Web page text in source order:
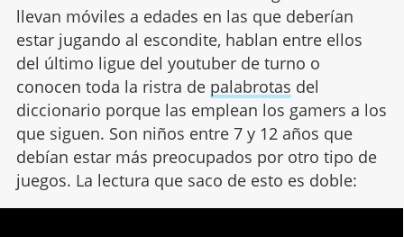
llevan móviles a edades en las que deberían
estar jugando al escondite, hablan entre ellos
del último ligue del youtuber de turno o
conocen toda la ristra de palabrotas del
diccionario porque las emplean los gamers a los
que siguen. Son niños entre 7 y 12 años que
debían estar más preocupados por otro tipo de
juegos. La lectura que saco de esto es doble: